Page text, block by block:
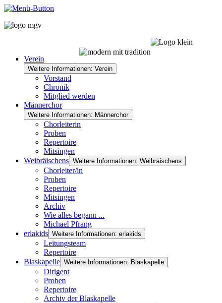
Verein
Weitere Informationen: Verein
Vorstand
Chronik
Mitglied werden
Männerchor
Weitere Informationen: Männerchor
Chorleiterin
Proben
Repertoire
Mitsingen
Weibräischens Weitere Informationen: Weibräischens
Chorleiter/in
Proben
Repertoire
Mitsingen
Archiv
Wie alles begann ...
Michael Pfrang
erlakids Weitere Informationen: erlakids
Leitungsteam
Repertoire
Blaskapelle Weitere Informationen: Blaskapelle
Dirigent
Proben
Repertoire
Archiv der Blaskapelle